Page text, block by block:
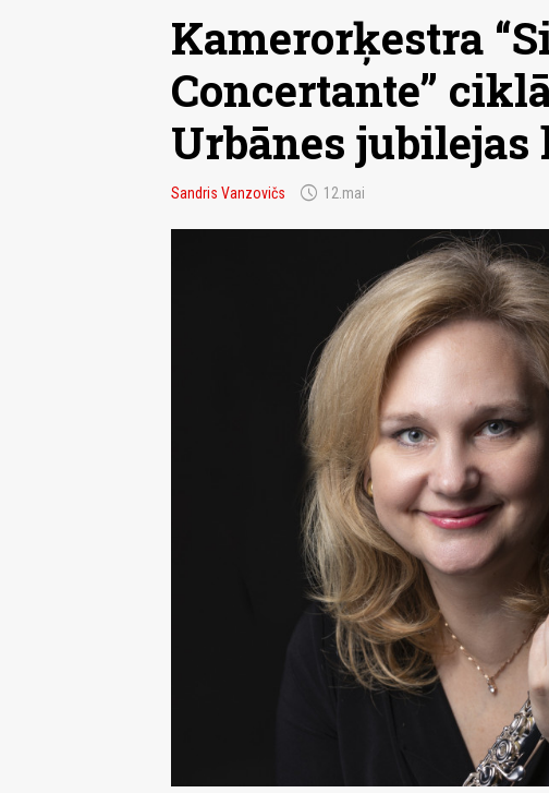
Kamerorķestra
Concertante”
Urbānes jubilejas
Sandris Vanzovičs schedule 12.mai